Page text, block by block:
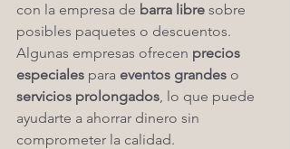
con la empresa de barra libre sobre
posibles paquetes o descuentos.
Algunas empresas ofrecen precios
especiales para eventos grandes o
servicios prolongados, lo que puede
ayudarte a ahorrar dinero sin
comprometer la calidad.